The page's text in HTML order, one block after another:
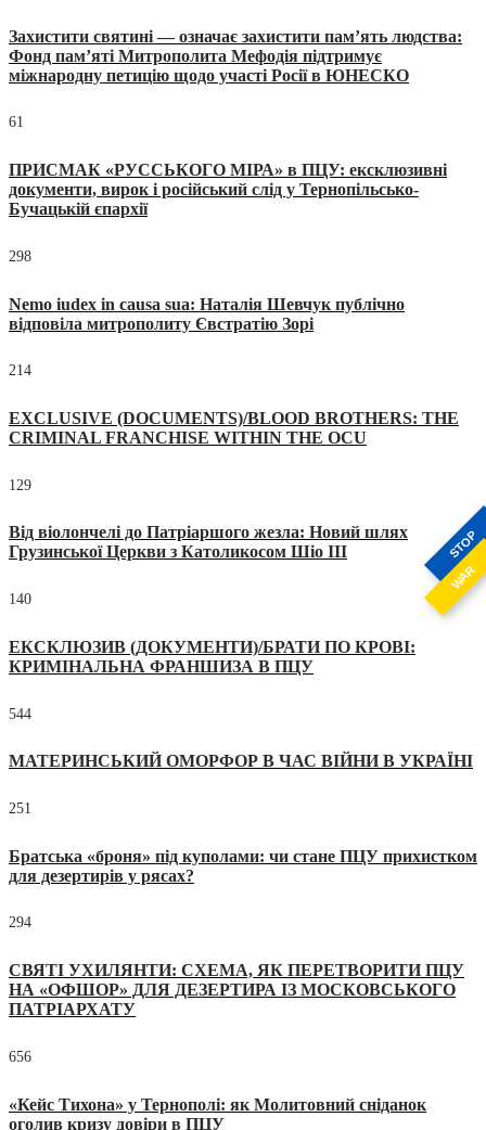
STOP
WAR
Захистити святині — означає захистити пам’ять людства:
Фонд пам’яті Митрополита Мефодія підтримує
міжнародну петицію щодо участі Росії в ЮНЕСКО
61
ПРИСМАК «РУССЬКОГО МІРА» в ПЦУ: ексклюзивні
документи, вирок і російський слід у Тернопільсько-
Бучацькій єпархії
298
Nemo iudex in causa sua: Наталія Шевчук публічно
відповіла митрополиту Євстратію Зорі
214
EXCLUSIVE (DOCUMENTS)/BLOOD BROTHERS: THE
CRIMINAL FRANCHISE WITHIN THE OCU
129
Від віолончелі до Патріаршого жезла: Новий шлях
Грузинської Церкви з Католикосом Шіо III
140
ЕКСКЛЮЗИВ (ДОКУМЕНТИ)/БРАТИ ПО КРОВІ:
КРИМІНАЛЬНА ФРАНШИЗА В ПЦУ
544
МАТЕРИНСЬКИЙ ОМОРФОР В ЧАС ВІЙНИ В УКРАЇНІ
251
Братська «броня» під куполами: чи стане ПЦУ прихистком
для дезертирів у рясах?
294
СВЯТІ УХИЛЯНТИ: СХЕМА, ЯК ПЕРЕТВОРИТИ ПЦУ
НА «ОФШОР» ДЛЯ ДЕЗЕРТИРА ІЗ МОСКОВСЬКОГО
ПАТРІАРХАТУ
656
«Кейс Тихона» у Тернополі: як Молитовний сніданок
оголив кризу довіри в ПЦУ